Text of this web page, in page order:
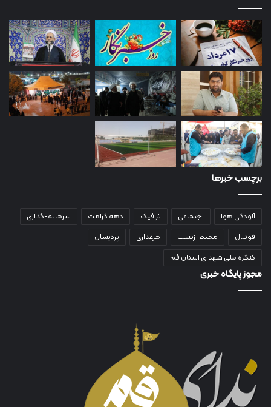
برچسب خبرها
آلودگی هوا اجتماعی ترافیک دهه کرامت
سرمایه-گذاری
فوتبال
محیط-زیست مرغداری
پردیسان
کنگره ملی شهدای استان قم
مجوز پایگاه خبری